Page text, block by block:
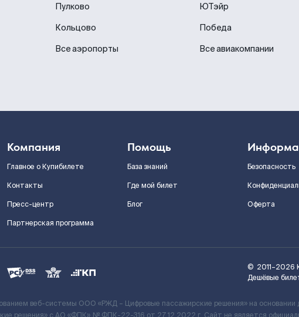
Пулково
Кольцово
Все аэропорты
ЮТэйр
Победа
Все авиакомпании
Компания
Главное о Купибилете
Контакты
Пресс-центр
Партнерская программа
Помощь
База знаний
Где мой билет
Блог
Безопасность
Оферта
© 2011–2026
Дешёвые
веб-системы ООО «РЖД – Цифровые пассажирские решения» на